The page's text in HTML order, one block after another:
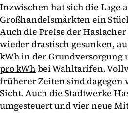
Inzwischen hat sich die Lage
Großhandelsmärkten ein
Auch die Preise der
wieder drastisch gesunken,
kWh in der Grundversorgung
pro kWh bei Wahltarifen.
früherer Zeiten sind
Sicht. Auch die Stadtwerke
umgesteuert und vier neue